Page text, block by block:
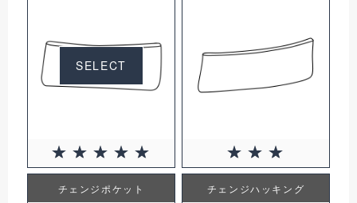
SELECT
チェンジポケット チェンジハッキング